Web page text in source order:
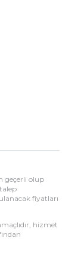
geçerli olup
fiyatları
hizmet